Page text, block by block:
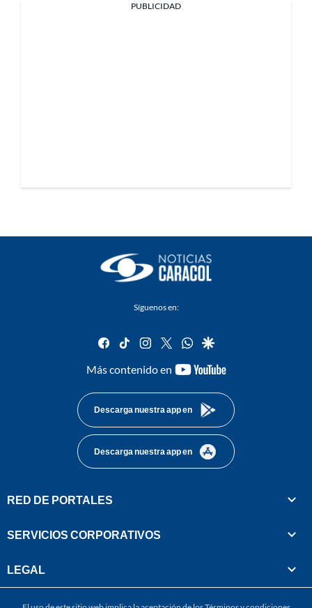
PUBLICIDAD
Síguenos en:
facebook
tiktok instagram
twitterwhatsapp
google
Más contenido en
youtube-
Descarga nuestra app en
Descarga nuestra app en
RED DE PORTALES
SERVICIOS CORPORATIVOS
LEGAL